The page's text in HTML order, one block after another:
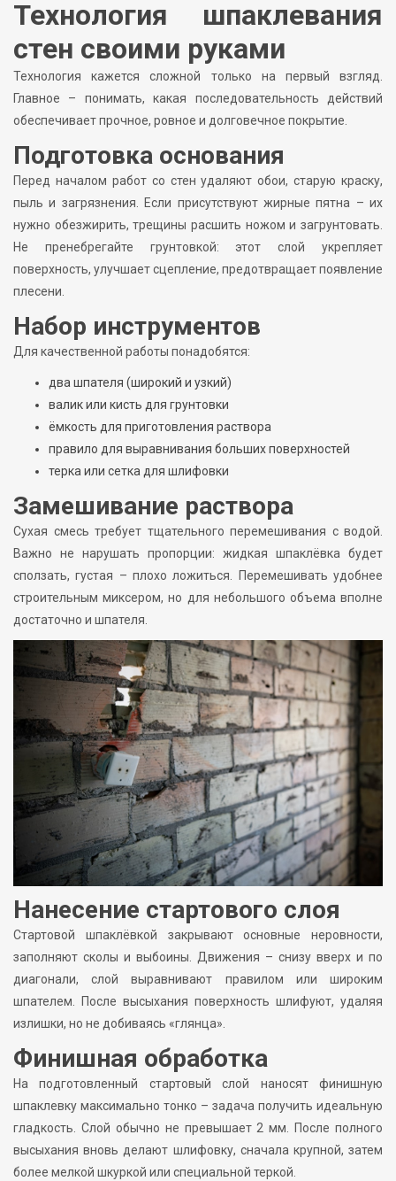
Технология шпаклевания
стен своими руками
Технология кажется сложной только на первый взгляд.
Главное – понимать, какая последовательность действий
обеспечивает прочное, ровное и долговечное покрытие.
Подготовка основания
Перед началом работ со стен удаляют обои, старую краску,
пыль и загрязнения. Если присутствуют жирные пятна – их
нужно обезжирить, трещины расшить ножом и загрунтовать.
Не пренебрегайте грунтовкой: этот слой укрепляет
поверхность, улучшает сцепление, предотвращает появление
плесени.
Набор инструментов
Для качественной работы понадобятся:
два шпателя (широкий и узкий)
валик или кисть для грунтовки
ёмкость для приготовления раствора
правило для выравнивания больших поверхностей
терка или сетка для шлифовки
Замешивание раствора
Сухая смесь требует тщательного перемешивания с водой.
Важно не нарушать пропорции: жидкая шпаклёвка будет
сползать, густая – плохо ложиться. Перемешивать удобнее
строительным миксером, но для небольшого объема вполне
достаточно и шпателя.
Нанесение стартового слоя
Стартовой шпаклёвкой закрывают основные неровности,
заполняют сколы и выбоины. Движения – снизу вверх и по
диагонали, слой выравнивают правилом или широким
шпателем. После высыхания поверхность шлифуют, удаляя
излишки, но не добиваясь «глянца».
Финишная обработка
На подготовленный стартовый слой наносят финишную
шпаклевку максимально тонко – задача получить идеальную
гладкость. Слой обычно не превышает 2 мм. После полного
высыхания вновь делают шлифовку, сначала крупной, затем
более мелкой шкуркой или специальной теркой.